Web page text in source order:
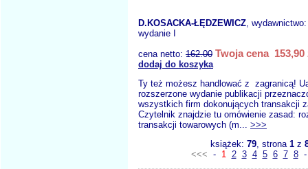
D.KOSACKA-ŁĘDZEWICZ,
wydanie I
cena netto: 162.00 Twoja cena 153,90
dodaj do koszyka
Ty też możesz handlować z zagranicą!
rozszerzone wydanie publikacji
wszystkich firm dokonujących transakcji
Czytelnik znajdzie tu omówienie zasad:
transakcji towarowych (m... >>>
książek: 79, strona 1z
<<< - 1 2 3 4 5 6 7 8